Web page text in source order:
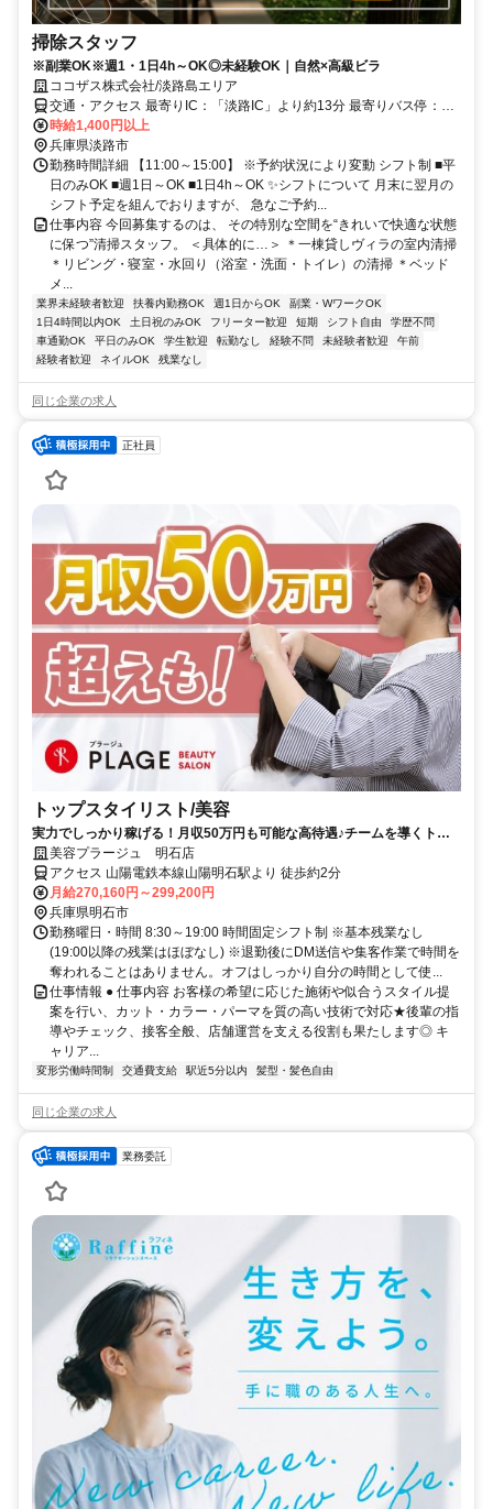
掃除スタッフ
※副業OK※週1・1日4h～OK◎未経験OK｜自然×高級ビラ
ココザス株式会社/淡路島エリア
交通・アクセス 最寄りIC：「淡路IC」より約13分 最寄りバス停：
「野島江崎」より徒歩約15分
時給1,400円以上
兵庫県淡路市
勤務時間詳細 【11:00～15:00】 ※予約状況により変動 シフト制 ■平
日のみOK ■週1日～OK ■1日4h～OK ✨シフトについて 月末に翌月の
シフト予定を組んでおりますが、 急なご予約...
仕事内容 今回募集するのは、 その特別な空間を“きれいで快適な状態
に保つ”清掃スタッフ。 ＜具体的に…＞ ＊一棟貸しヴィラの室内清掃
＊リビング・寝室・水回り（浴室・洗面・トイレ）の清掃 ＊ベッド
メ...
業界未経験者歓迎 扶養内勤務OK 週1日からOK
副業・WワークOK
1日4時間以内OK
土日祝のみOK フリーター歓迎 短期 シフト自由
学歴不問
車通勤OK
平日のみOK 学生歓迎 転勤なし 経験不問 未経験者歓迎
午前
経験者歓迎
ネイルOK 残業なし
同じ企業の求人
正社員
トップスタイリスト/美容
実力でしっかり稼げる！月収50万円も可能な高待遇♪チームを導くトッ
プスタイリスト！
美容プラージュ 明石店
アクセス 山陽電鉄本線山陽明石駅より 徒歩約2分
月給270,160円～299,200円
兵庫県明石市
勤務曜日・時間 8:30～19:00 時間固定シフト制 ※基本残業なし
(19:00以降の残業はほぼなし) ※退勤後にDM送信や集客作業で時間を
奪われることはありません。オフはしっかり自分の時間として使...
仕事情報 ● 仕事内容 お客様の希望に応じた施術や似合うスタイル提
案を行い、カット・カラー・パーマを質の高い技術で対応★後輩の指
導やチェック、接客全般、店舗運営を支える役割も果たします◎ キ
ャリア...
変形労働時間制 交通費支給 駅近5分以内 髪型・髪色自由
同じ企業の求人
業務委託